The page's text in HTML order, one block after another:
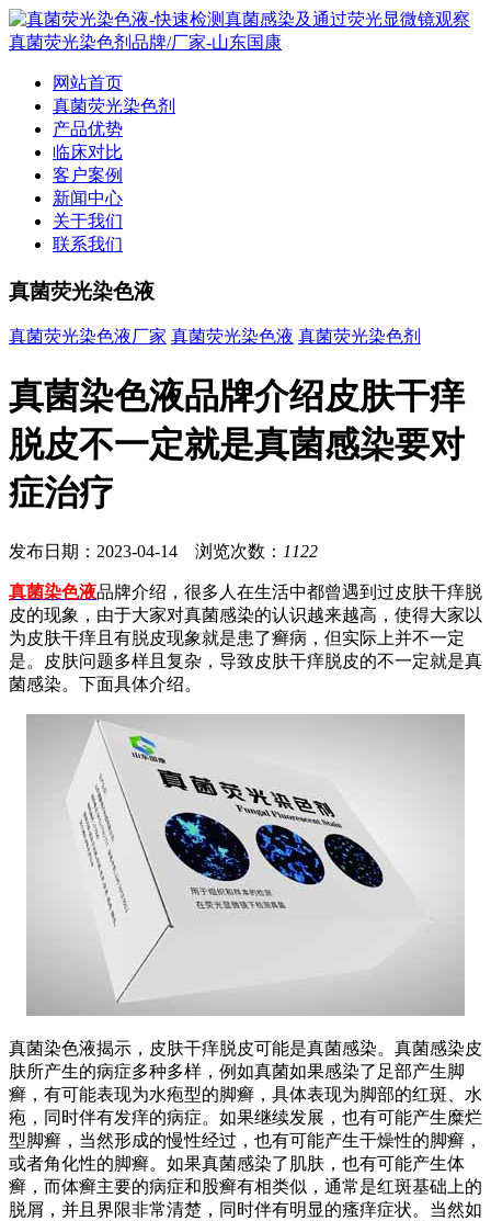
网站首页
真菌荧光染色剂
产品优势
临床对比
客户案例
新闻中心
关于我们
联系我们
真菌荧光染色液
真菌荧光染色液厂家 真菌荧光染色液 真菌荧光染色剂
真菌染色液品牌介绍皮肤干痒
脱皮不一定就是真菌感染要对
症治疗
发布日期：2023-04-14 浏览次数： 1122
真菌染色液品牌介绍，很多人在生活中都曾遇到过皮肤干痒脱
皮的现象，由于大家对真菌感染的认识越来越高，使得大家以
为皮肤干痒且有脱皮现象就是患了癣病，但实际上并不一定
是。皮肤问题多样且复杂，导致皮肤干痒脱皮的不一定就是真
菌感染。下面具体介绍。
真菌染色液揭示，皮肤干痒脱皮可能是真菌感染。真菌感染皮
肤所产生的病症多种多样，例如真菌如果感染了足部产生脚
癣，有可能表现为水疱型的脚癣，具体表现为脚部的红斑、水
疱，同时伴有发痒的病症。如果继续发展，也有可能产生糜烂
型脚癣，当然形成的慢性经过，也有可能产生干燥性的脚癣，
或者角化性的脚癣。如果真菌感染了肌肤，也有可能产生体
癣，而体癣主要的病症和股癣有相类似，通常是红斑基础上的
脱屑，并且界限非常清楚，同时伴有明显的瘙痒症状。当然如